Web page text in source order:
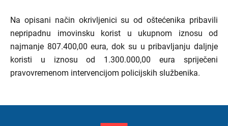
Na opisani način okrivljenici su od oštećenika pribavili
nepripadnu imovinsku korist u ukupnom iznosu od
najmanje 807.400,00 eura, dok su u pribavljanju daljnje
koristi u iznosu od 1.300.000,00 eura spriječeni
pravovremenom intervencijom policijskih službenika.